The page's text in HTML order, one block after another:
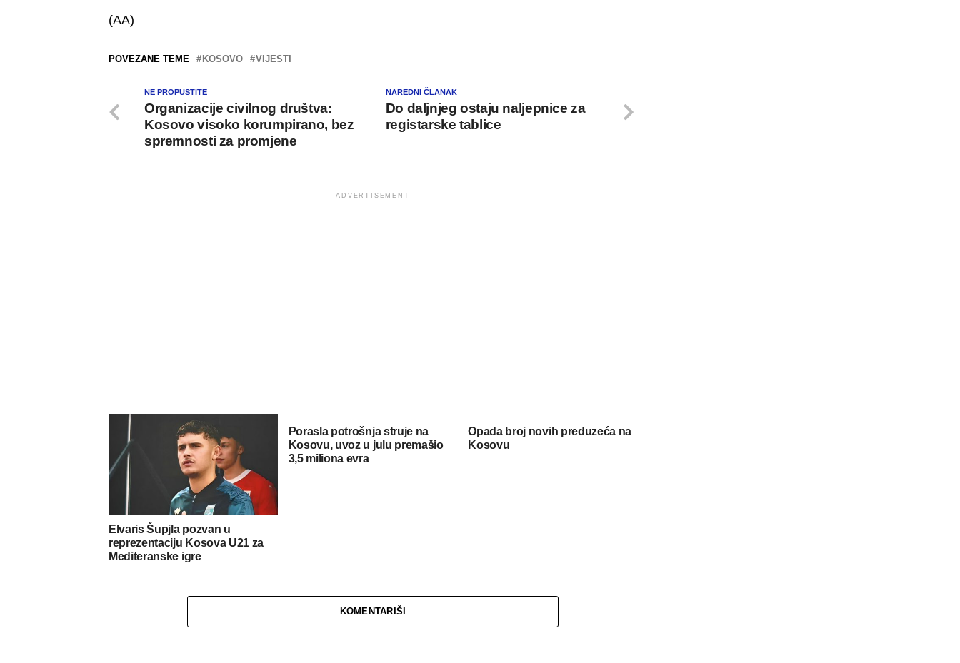
(AA)
POVEZANE TEME KOSOVO VIJESTI
NAREDNI ČLANAK
Do daljnjeg ostaju naljepnice za
registarske tablice
NE PROPUSTITE
Organizacije civilnog društva:
Kosovo visoko korumpirano, bez
spremnosti za promjene
ADVERTISEMENT
Elvaris Šupjla pozvan u
reprezentaciju Kosova U21 za
Mediteranske igre
Porasla potrošnja struje na
Kosovu, uvoz u julu premašio
3,5 miliona evra
Opada broj novih preduzeća na
Kosovu
KOMENTARIŠI